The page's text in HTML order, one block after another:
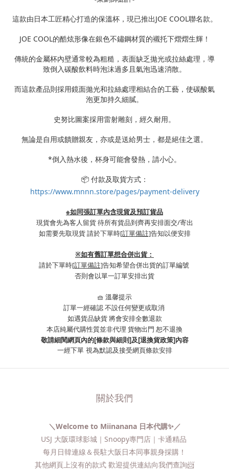
這款由日本工匠精心打造的保溫杯，現已推出JOE COOL聯名款。
JOE COOL的酷炫形像在銀色不鏽鋼材質的襯托下熠熠生輝！
傳統的金屬杯內壁通常較為粗糙，表面缺乏拋光或拉絲處理，導
致倒入碳酸飲料時泡沫過多且氣泡迅速消散。
而這款產品則採用鏡面拋光和拉絲處理相結合的工藝，使碳酸氣
泡更加持久細膩。
史努比圖案採用雷射雕刻，經久耐用。
無論是自用或饋贈親友，亦或是送給男士，都是絕佳之選。
*倒入熱水後，杯身可能會發熱，請小心。
📦 付款及取貨方式：
https://www.mnnn.store/pages/payment-delivery
※如同張訂單內含現貨及預訂貨品
現貨會先為客人留貨 待所有貨品到齊再安排面交/寄出
如需要先取現貨 請於下單時[訂單備註]告知以便安排
※如有舊訂單想合併出貨：
請於下單時[訂單備註]告知希望合併出貨的訂單編號
否則會以單一訂單安排出貨
🧺 溫馨提示
訂單一經確認 不設任何變更或取消
如遇貨品缺貨 將會安排全數退款
本店純屬代購性質並非代理 貨物出門 恕不退換
敬請細閱網頁內的[條款與細則]及[退換貨政策]內容
一經下單 視為默認及接受網頁條款安排
關於我們
＼Welcome to Miinanana 日本代購✨／
USJ 大阪環球影城｜Snoopy專門店｜卡通精品
每月日韓連線＆長駐大阪日本同事親身採購！
其他網頁上沒有的款式 歡迎提供連結向我們查詢📨​